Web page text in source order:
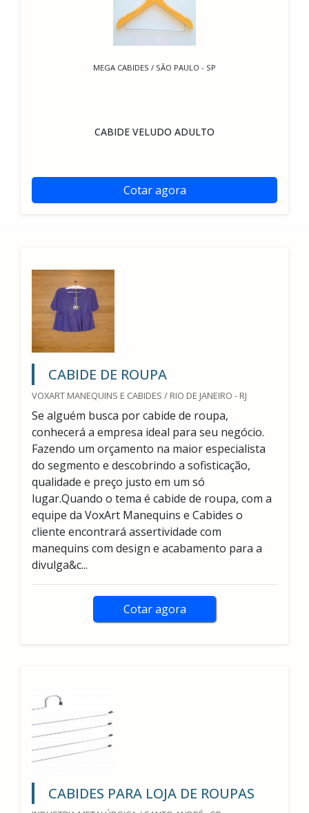
MEGA CABIDES / SÃO PAULO - SP
CABIDE VELUDO ADULTO
Cotar agora
CABIDE DE ROUPA
VOXART MANEQUINS E CABIDES / RIO DE JANEIRO - RJ
Se alguém busca por cabide de roupa,
conhecerá a empresa ideal para seu negócio.
Fazendo um orçamento na maior especialista
do segmento e descobrindo a sofisticação,
qualidade e preço justo em um só
lugar.Quando o tema é cabide de roupa, com a
equipe da VoxArt Manequins e Cabides o
cliente encontrará assertividade com
manequins com design e acabamento para a
divulga&c...
Cotar agora
CABIDES PARA LOJA DE ROUPAS